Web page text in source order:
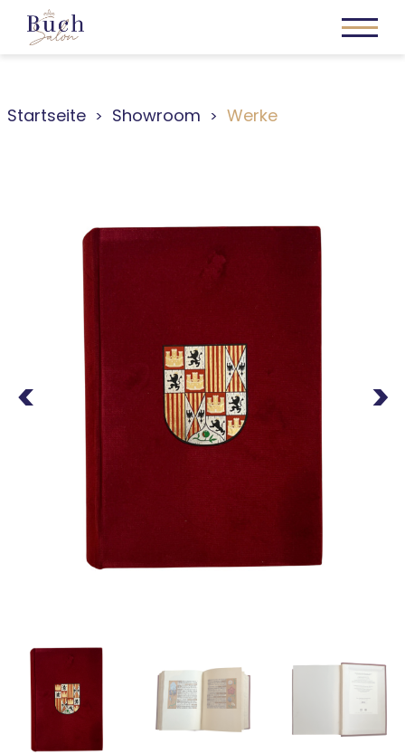
Startseite Showroom Werke
Next